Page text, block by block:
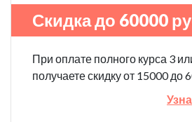
Скидка до 60000
При оплате полного курса 3
получаете скидку от 15000 до